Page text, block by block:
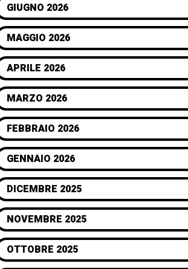
GIUGNO 2026
MAGGIO 2026
APRILE 2026
MARZO 2026
FEBBRAIO 2026
GENNAIO 2026
DICEMBRE 2025
NOVEMBRE 2025
OTTOBRE 2025